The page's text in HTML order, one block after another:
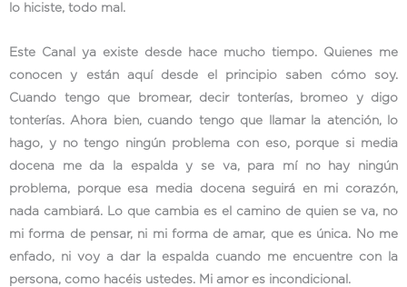
lo hiciste, todo mal.
Este Canal ya existe desde hace mucho tiempo. Quienes me
conocen y están aquí desde el principio saben cómo soy.
Cuando tengo que bromear, decir tonterías, bromeo y digo
tonterías. Ahora bien, cuando tengo que llamar la atención, lo
hago, y no tengo ningún problema con eso, porque si media
docena me da la espalda y se va, para mí no hay ningún
problema, porque esa media docena seguirá en mi corazón,
nada cambiará. Lo que cambia es el camino de quien se va, no
mi forma de pensar, ni mi forma de amar, que es única. No me
enfado, ni voy a dar la espalda cuando me encuentre con la
persona, como hacéis ustedes. Mi amor es incondicional.